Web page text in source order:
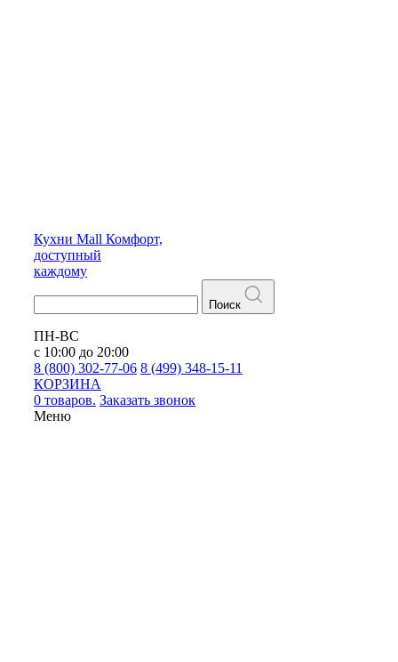
Кухни Mall Комфорт,
доступный
каждому
Поиск
ПН-ВС
с 10:00 до 20:00
8 (800) 302-77-06 8 (499) 348-15-11
КОРЗИНА
0 товаров. Заказать звонок
Меню